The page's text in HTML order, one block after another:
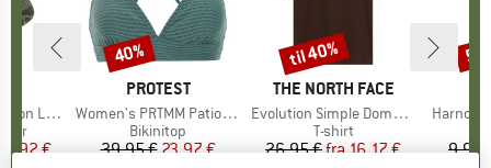
Socks
pris
€
MÆRKE
PROTEST
Artikel
Women's PRTMM Patio Triangle
Produktgruppe
Bikinitop
Pris
39,95 €Nedsat pris
23,97 €
Rabat
40%
MÆRKE
THE NORTH FACE
Artikel
Evolution Simple Dome Short Sleeve
Produktgruppe
T-shirt
Pris
26,95 € Nedsat pris
fra16,17 €
Rabat
til 40%
Artikel
9,95